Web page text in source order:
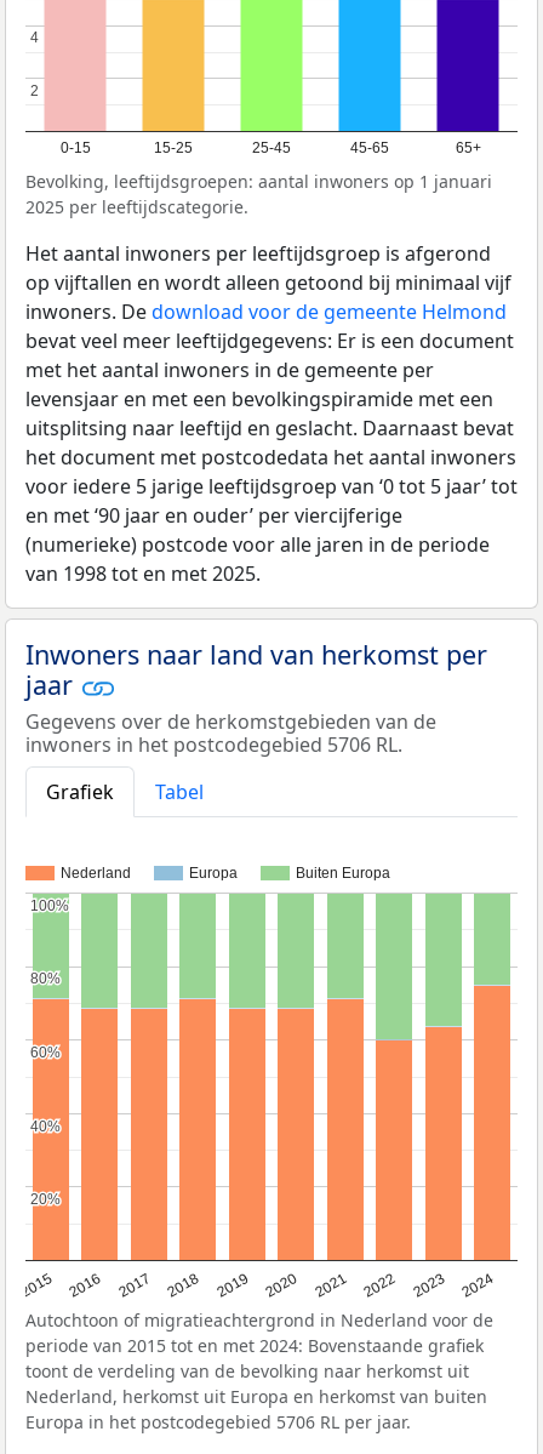
0-15 15-25 25-45 45-65 65+
2
2
4
4
Bevolking, leeftijdsgroepen: aantal inwoners op 1 januari
2025 per leeftijdscategorie.
Het aantal inwoners per leeftijdsgroep is afgerond
op vijftallen en wordt alleen getoond bij minimaal vijf
inwoners. Dedownload voor de gemeente Helmond
bevat veel meer leeftijdgegevens: Er is een document
met het aantal inwoners in de gemeente per
levensjaar en met een bevolkingspiramide met een
uitsplitsing naar leeftijd en geslacht. Daarnaast bevat
het document met postcodedata het aantal inwoners
voor iedere 5 jarige leeftijdsgroep van ‘0 tot 5 jaar’ tot
en met ‘90 jaar en ouder’ per viercijferige
(numerieke) postcode voor alle jaren in de periode
van 1998 tot en met 2025.
Inwoners naar land van herkomst per
jaar
Gegevens over de herkomstgebieden van de
inwoners in het postcodegebied 5706 RL.
Grafiek
Tabel
Nederland Europa Buiten Europa
2015 2016 2017 2018 2019 2020 2021 2022 2023 2024
20%
20%
40%
40%
60%
60%
80%
80%
100%
100%
Autochtoon of migratieachtergrond in Nederland voor de
periode van 2015 tot en met 2024: Bovenstaande grafiek
toont de verdeling van de bevolking naar herkomst uit
Nederland, herkomst uit Europa en herkomst van buiten
Europa in het postcodegebied 5706 RL per jaar.